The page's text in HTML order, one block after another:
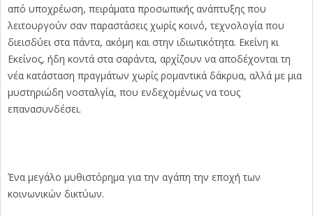
από υποχρέωση, πειράματα προσωπικής ανάπτυξης που
λειτουργούν σαν παραστάσεις χωρίς κοινό, τεχνολογία που
διεισδύει στα πάντα, ακόμη και στην ιδιωτικότητα. Εκείνη κι
Εκείνος, ήδη κοντά στα σαράντα, αρχίζουν να αποδέχονται τη
νέα κατάσταση πραγμάτων χωρίς ρομαντικά δάκρυα, αλλά με μια
μυστηριώδη νοσταλγία, που ενδεχομένως να τους
επανασυνδέσει.
Ένα μεγάλο μυθιστόρημα για την αγάπη την εποχή των
κοινωνικών δικτύων.